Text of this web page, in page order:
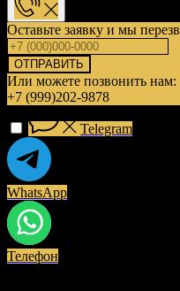
Оставьте заявку и мы
ОТПРАВИТЬ
Или можете позвонить нам:
+7 (999)202-9878
Telegram
WhatsApp
Телефон